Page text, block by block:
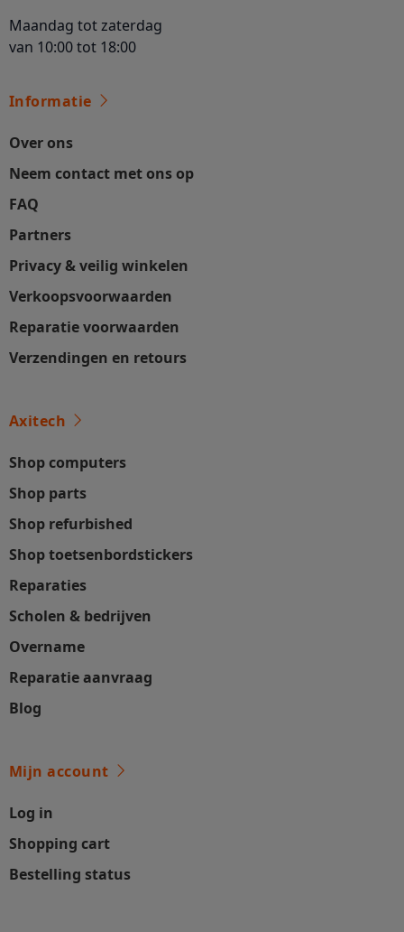
Maandag tot zaterdag
van 10:00 tot 18:00
Informatie
Over ons
Neem contact met ons op
FAQ
Partners
Privacy & veilig winkelen
Verkoopsvoorwaarden
Reparatie voorwaarden
Verzendingen en retours
Axitech
Shop computers
Shop parts
Shop refurbished
Shop toetsenbordstickers
Reparaties
Scholen & bedrijven
Overname
Reparatie aanvraag
Blog
Mijn account
Log in
Shopping cart
Bestelling status